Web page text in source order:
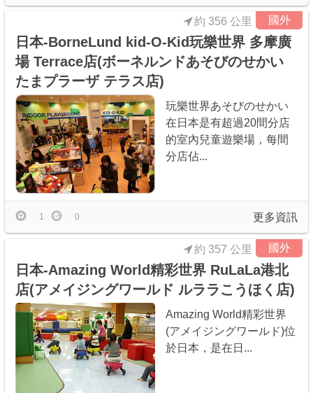
國外
日本-BorneLund kid-O-Kid玩樂世界 多摩廣
場 Terrace店(ボーネルンドあそびのせかい
たまプラーザ テラス店)
約 356 公里
玩樂世界あそびのせかい
在日本是有超過20間分店
的室內兒童遊樂場，每間
分店佔...
更多資訊
1 0
國外
日本-Amazing World精彩世界 RuLaLa港北
店(アメイジングワールド ルララこうほく店)
約 357 公里
Amazing World精彩世界
(アメイジングワールド)位
於日本，是在日...